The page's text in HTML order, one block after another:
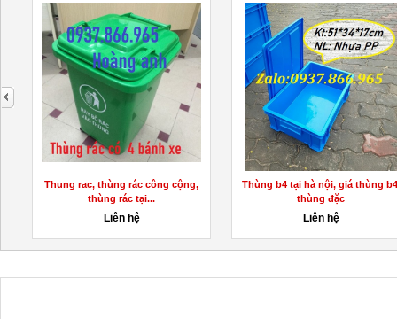
Thung rac, thùng rác công cộng,
thùng rác tại...
Liên hệ
Thùng b4 tại hà nội, giá thùng
thùng đặc
Liên hệ
next